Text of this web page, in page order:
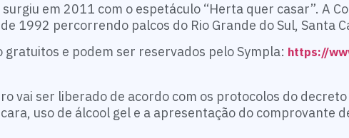
surgiu em 2011 com o espetáculo “Herta quer casar”. A
1992 percorrendo palcos do Rio Grande do Sul, Santa
gratuitos e podem ser reservados pelo Sympla: https://
vai ser liberado de acordo com os protocolos do
uso de álcool gel e a apresentação do comprovante